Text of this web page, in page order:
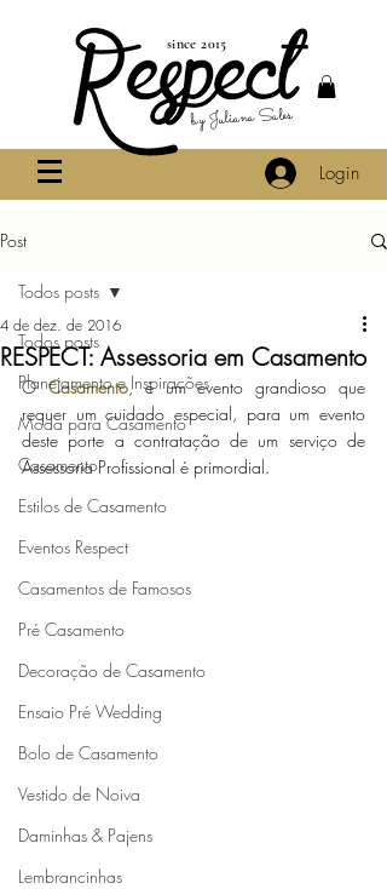
Login
since 2015
by Juliana Sales
Post
Todos posts
Planejamento e Inspirações
Moda para Casamento
Casamento
Estilos de Casamento
Eventos Respect
Casamentos de Famosos
Pré Casamento
Decoração de Casamento
Ensaio Pré Wedding
Bolo de Casamento
Vestido de Noiva
Daminhas & Pajens
Lembrancinhas
Todos posts
RESPECT: Assessoria em Casamento
4 de dez. de 2016
O Casamento, é um evento grandioso que
requer um cuidado especial, para um evento
deste porte a contratação de um serviço de
Assessoria Profissional é primordial.